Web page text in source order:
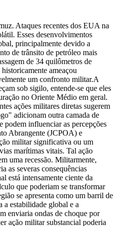
Ataques recentes dos EUA na
Esses desenvolvimentos
principalmente devido a
de trânsito de petróleo mais
de 34 quilômetros de
ameaçou
um confronto militar.A
sob sigilo, entende-se que eles
no Oriente Médio em geral.
ações militares diretas sugerem
adicionam outra camada de
podem influenciar as percepções
Abrangente (JCPOA) e
militar significativa ou um
marítimas vitais. Tal ação
uma recessão. Militarmente,
as severas consequências
está intensamente ciente da
que poderiam se transformar
se apresenta como um barril de
a estabilidade global e a
enviaria ondas de choque por
ação militar substancial poderia